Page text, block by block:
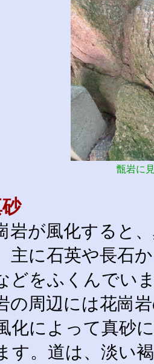
甑岩に
が風化すると
主に石英や長石
どをふくんでい
周辺には花崗
化によって真砂
す。道は、淡い